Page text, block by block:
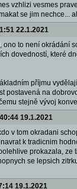
vzhlizi vesmes
se jim nechce...
22.1.2021
ono to není okrádání
dovedností, které
příjmu
postavená na
stejně vývoj
19.1.2021
v tom okradani
k tradicnim
prokazala, ze
se lepsich
19.1.2021